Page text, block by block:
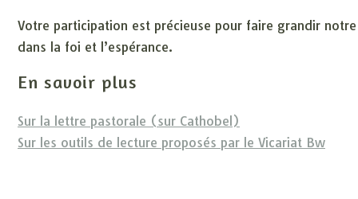
Votre participation est précieuse pour faire grandir
dans la foi et l’espérance.
En savoir plus
Sur la lettre pastorale (sur Cathobel)
Sur les outils de lecture proposés par le Vicariat Bw